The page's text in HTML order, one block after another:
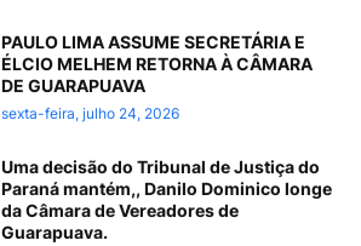
PAULO LIMA ASSUME SECRETÁRIA E
ÉLCIO MELHEM RETORNA À CÂMARA
DE GUARAPUAVA
sexta-feira, julho 24, 2026
Uma decisão do Tribunal de Justiça do
Paraná mantém,, Danilo Dominico longe
da Câmara de Vereadores de
Guarapuava.